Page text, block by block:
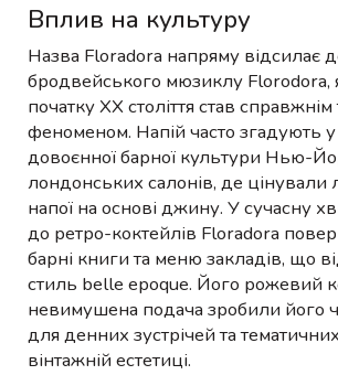
Вплив на культуру
Назва Floradora напряму відсилає
бродвейського мюзиклу Florodora,
початку XX століття став
феноменом. Напій часто згадують у
довоєнної барної культури Нью-
лондонських салонів, де цінували
напої на основі джину. У сучасну
до ретро-коктейлів Floradora
барні книги та меню закладів, що
стиль belle epoque. Його рожевий
невимушена подача зробили його
для денних зустрічей та
вінтажній естетиці.